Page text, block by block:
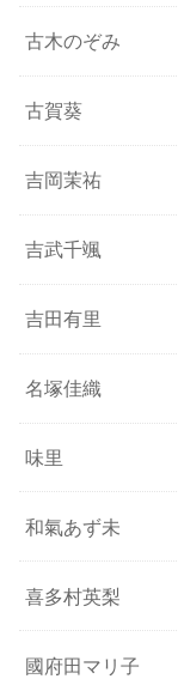
古木のぞみ
古賀葵
吉岡茉祐
吉武千颯
吉田有里
名塚佳織
味里
和氣あず未
喜多村英梨
國府田マリ子